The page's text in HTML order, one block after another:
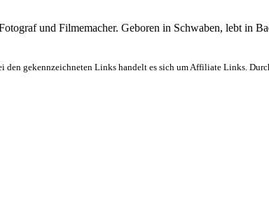
und Filmemacher. Geboren in Schwaben, lebt in
gekennzeichneten Links handelt es sich um Affiliate Links.